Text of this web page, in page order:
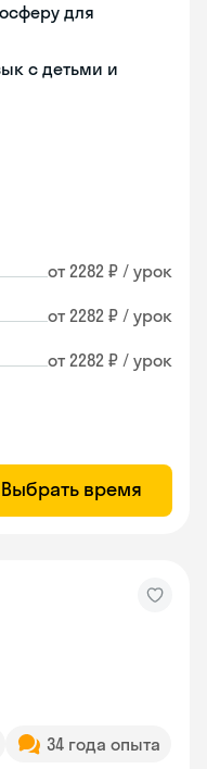
для
с детьми и
от 2282 ₽ / урок
от 2282 ₽ / урок
от 2282 ₽ / урок
Выбрать время
34 года опыта